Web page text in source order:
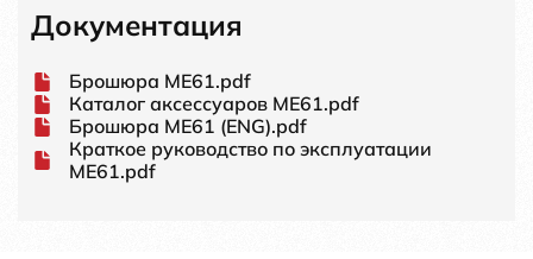
Документация
Брошюра ME61.pdf
Каталог аксессуаров ME61.pdf
Брошюра ME61 (ENG).pdf
Краткое руководство по эксплуатации
ME61.pdf